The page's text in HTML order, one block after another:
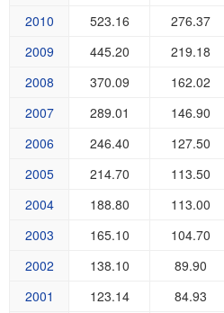
2010
523.16 276.37
2009
445.20
219.18
2008
370.09
162.02
2007
289.01
146.90
2006
246.40
127.50
2005
214.70
113.50
2004
188.80
113.00
2003
165.10
104.70
2002
138.10
89.90
2001
123.14
84.93